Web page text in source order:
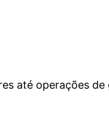
até operações